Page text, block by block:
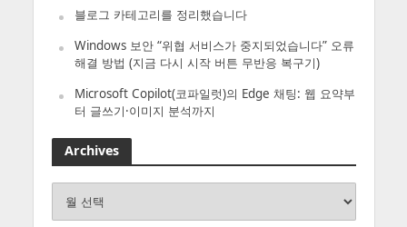
블로그 카테고리를 정리했습니다
Windows 보안 “위협 서비스가 중지되었습니다” 오류
해결 방법 (지금 다시 시작 버튼 무반응 복구기)
Microsoft Copilot(코파일럿)의 Edge 채팅: 웹 요약부
터 글쓰기·이미지 분석까지
Archives